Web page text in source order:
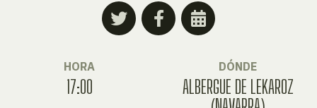
HORA
17:00
DÓNDE
ALBERGUE DE LEKAROZ